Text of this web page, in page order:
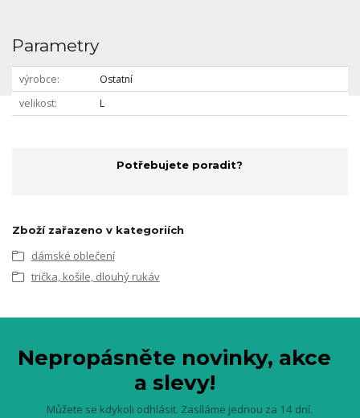
Parametry
výrobce
Ostatní
velikost
L
Potřebujete poradit?
Zboží zařazeno v kategoriích
dámské oblečení
trička, košile, dlouhý rukáv
Nepropásněte novinky, akce
a slevy!
Můžete se kdykoli odhlásit. Zasíláme jednou za 14 dní.